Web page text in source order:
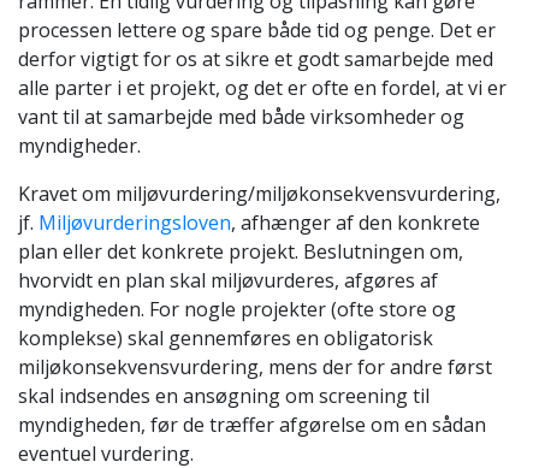
processen lettere og spare både tid og penge. Det er
derfor vigtigt for os at sikre et godt samarbejde med
alle parter i et projekt, og det er ofte en fordel, at vi er
vant til at samarbejde med både virksomheder og
myndigheder.
Kravet om miljøvurdering/miljøkonsekvensvurdering,
jf. Miljøvurderingsloven, afhænger af den konkrete
plan eller det konkrete projekt. Beslutningen om,
hvorvidt en plan skal miljøvurderes, afgøres af
myndigheden. For nogle projekter (ofte store og
komplekse) skal gennemføres en obligatorisk
miljøkonsekvensvurdering, mens der for andre først
skal indsendes en ansøgning om screening til
myndigheden, før de træffer afgørelse om en sådan
eventuel vurdering.